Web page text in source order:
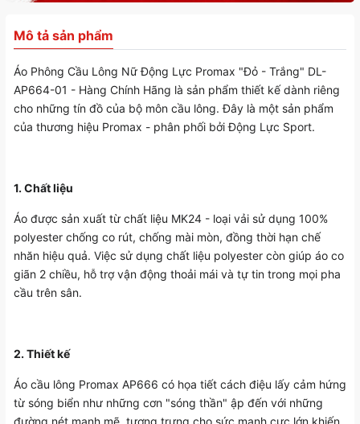
Mô tả sản phẩm
Áo Phông Cầu Lông Nữ Động Lực Promax "Đỏ - Trắng" DL-
AP664-01 - Hàng Chính Hãng là sản phẩm thiết kế dành riêng
cho những tín đồ của bộ môn cầu lông. Đây là một sản phẩm
của thương hiệu Promax - phân phối bởi Động Lực Sport.
1. Chất liệu
Áo được sản xuất từ chất liệu MK24 - loại vải sử dụng 100%
polyester chống co rút, chống mài mòn, đồng thời hạn chế
nhăn hiệu quả. Việc sử dụng chất liệu polyester còn giúp áo co
giãn 2 chiều, hỗ trợ vận động thoải mái và tự tin trong mọi pha
cầu trên sân.
2. Thiết kế
Áo cầu lông Promax AP666 có họa tiết cách điệu lấy cảm hứng
từ sóng biển như những cơn "sóng thần" ập đến với những
đường nét mạnh mẽ, tượng trưng cho sức mạnh cực lớn khiến